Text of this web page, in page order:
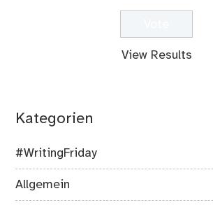
View Results
Kategorien
#WritingFriday
Allgemein